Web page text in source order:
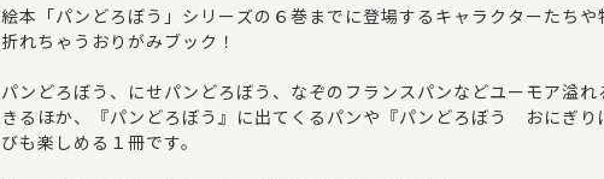
絵本「パンどろぼう」シリーズの６巻までに登場するキャラクターたち
折れちゃうおりがみブック！
パンどろぼう、にせパンどろぼう、なぞのフランスパンなどユーモア溢
きるほか、『パンどろぼう』に出てくるパンや『パンどろぼう おにぎ
びも楽しめる１冊です。